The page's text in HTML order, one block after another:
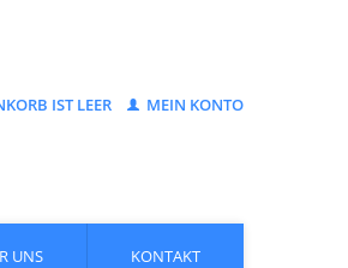
IST LEER MEIN KONTO
UNS KONTAKT